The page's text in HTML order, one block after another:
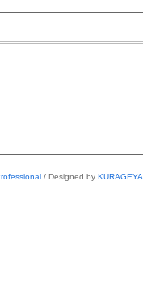
/ Designed by KURAGEYA